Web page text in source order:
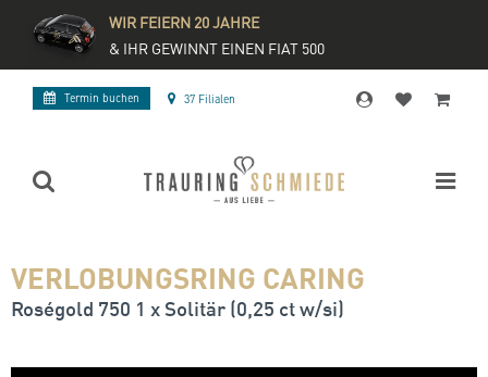
WIR FEIERN 20 JAHRE
& IHR GEWINNT EINEN FIAT 500
Termin buchen 37 Filialen
VERLOBUNGSRING CARING
Roségold 750 1 x Solitär (0,25 ct w/si)